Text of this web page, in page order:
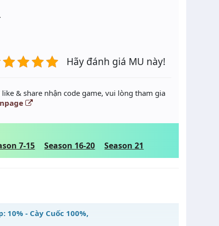
Hãy đánh giá MU này!
& share nhận code game, vui lòng tham gia
7-15 Season 16-20 Season 21
10% - Cày Cuốc 100%,